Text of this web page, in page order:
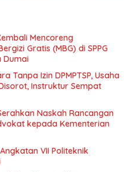
Mencoreng
Gratis (MBG) di SPPG
Dumai
Tanpa Izin DPMPTSP, Usaha
Instruktur Sempat
Naskah Rancangan
kepada Kementerian
VII Politeknik